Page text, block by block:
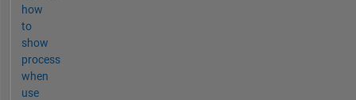
how
to
show
process
when
use